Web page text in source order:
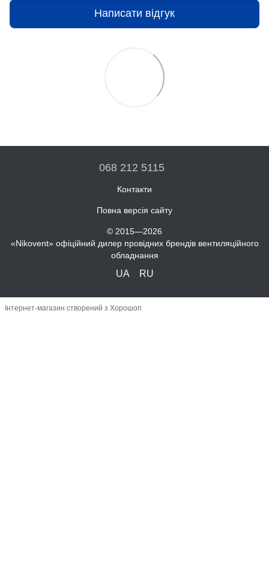
Написати відгук
068 212 5115
Контакти
Повна версія сайту
© 2015—2026
«Nikovent» офіційний дилер провідних брендів вентиляційного
обладнання
UA RU
Інтернет-магазин створений з Хорошоп